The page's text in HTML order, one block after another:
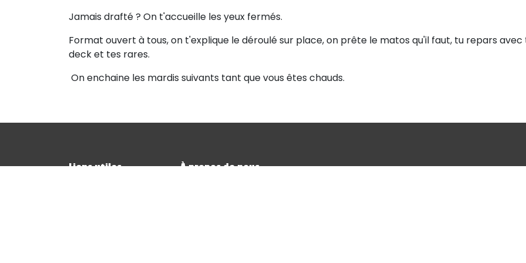
Jamais drafté ? On t'accueille les yeux fermés.
Format ouvert à tous, on t'explique le déroulé sur place, on prête le matos qu'il faut, tu repars avec
deck et tes rares.
On enchaine les mardis suivants tant que vous êtes chauds.
Liens utiles À propos de nous